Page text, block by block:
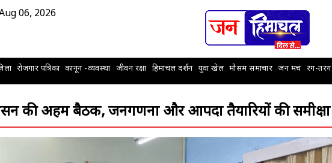
06, 2026
रोज़गार पत्रिका कानून -व्यवस्था जीवन रक्षा हिमाचल दर्शन युवा खेल मौसम समाचार जन मचं रंग-तरंग
की अहम बैठक, जनगणना और आपदा तैयारियों की समीक्षा